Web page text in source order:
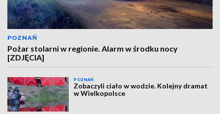
POZNAŃ
Pożar stolarni w regionie. Alarm w środku nocy
[ZDJĘCIA]
POZNAŃ
Zobaczyli ciało w wodzie. Kolejny dramat
w Wielkopolsce